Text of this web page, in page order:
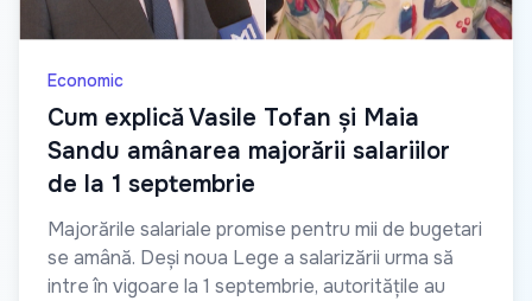
Economic
Cum explică Vasile Tofan și Maia
Sandu amânarea majorării salariilor
de la 1 septembrie
Majorările salariale promise pentru mii de bugetari
se amână. Deși noua Lege a salarizării urma să
intre în vigoare la 1 septembrie, autoritățile au